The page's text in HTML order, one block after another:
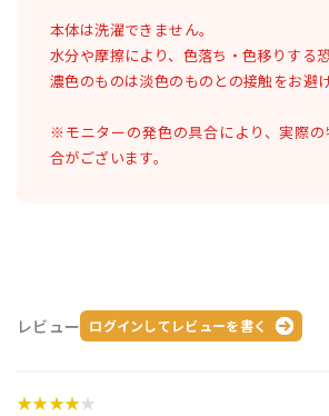
本体は洗濯できません。
水分や摩擦により、色落ち・色移りする
濃色のものは淡色のものとの接触をお避
※モニターの発色の具合により、実際
合がございます。
レビュー ログインしてレビューを書く
★★★★★